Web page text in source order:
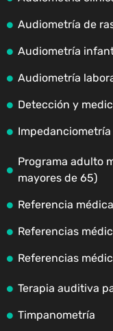
Audiometría de
Audiometría
Audiometría
Detección y
Impedanciometría
Programa adulto
mayores de 65)
Referencia
Referencias
Referencias
Terapia auditiva
Timpanometría